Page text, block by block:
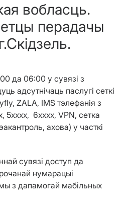
вобласць.
перадачы
да 06:00 у сувязі з
адсутнічаць паслугі сеткі
ZALA, IMS тэлефанія з
5хххх, 6хххх, VPN, сетка
ахова) у часткі
сувязі доступ да
нумарацыі
ы з дапамогай мабільных